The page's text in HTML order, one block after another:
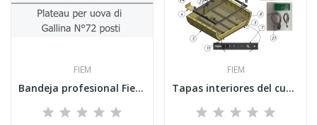
FIEM
Bandeja profesional Fiem Victoria para 67...
FIEM
Tapas interiores del cuerpo inferior de la...